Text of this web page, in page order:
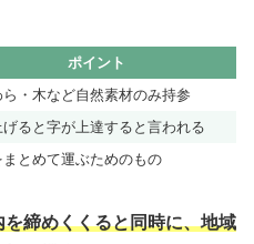
ポイント
・木など自然素材のみ持参
ると字が上達すると言われる
まとめて運ぶためのもの
締めくくると同時に、地域